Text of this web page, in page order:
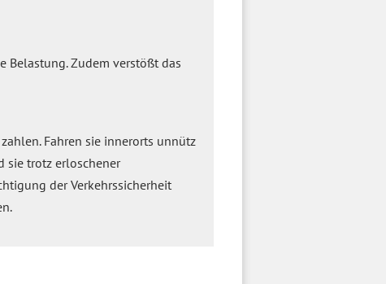
Belastung. Zudem verstößt das
Fahren sie innerorts unnütz
sie trotz erloschener
der Verkehrssicherheit